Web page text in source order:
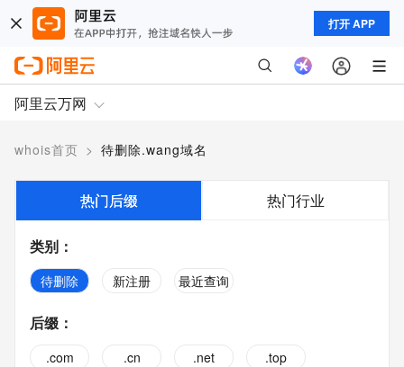
打开 APP
阿里云万网
whois首页 > 待删除.wang域名
热门后缀 热门行业
类别 ：
待删除 新注册 最近查询
后缀 ：
.com .cn .net
.top